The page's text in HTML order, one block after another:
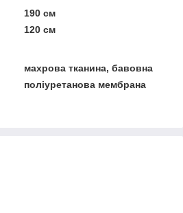
190 см
120 см
махрова тканина, бавовна
поліуретанова мембрана